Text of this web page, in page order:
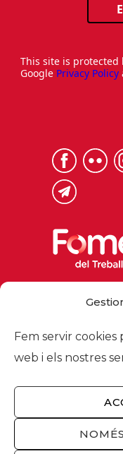
Fem servir
web i els nostres
This site is protected
Google Privacy Policy
© 2026 -
Nosaltres